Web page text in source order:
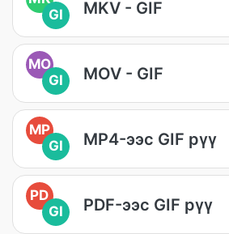
GI
MKV - GIF
MO
GI
MOV - GIF
MP
GI
MP4-ээс GIF рүү
PD
GI
PDF-ээс GIF рүү